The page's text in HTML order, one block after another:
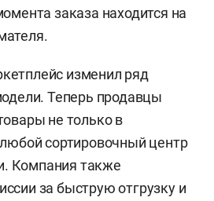
заказа находится на
изменил ряд
Теперь продавцы
не только в
сортировочный центр
Компания также
за быструю отгрузку и